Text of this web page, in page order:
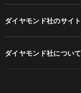
ダイヤモンド社のサイト
ダイヤモンド社について